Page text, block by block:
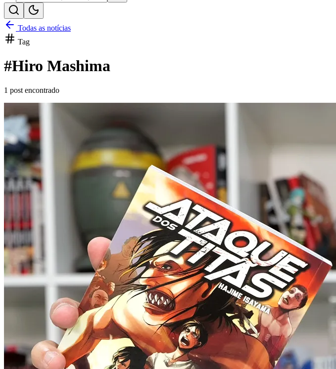
Todas as notícias
Tag
#Hiro Mashima
1 post encontrado